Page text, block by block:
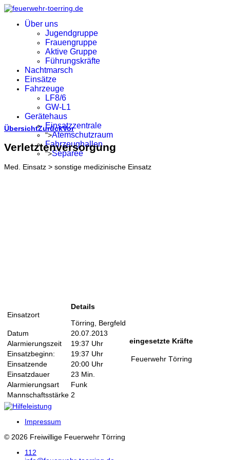
Über uns
Jugendgruppe
Frauengruppe
Aktive Gruppe
Führungskräfte
Nachtmarsch
Einsätze
Fahrzeuge
LF8/6
GW-L1
Gerätehaus
Einsatzzentrale
">Atemschutzraum
Fahrzeughallen
">Separée
ÜbersichtZurückVor
Verletztenversorgung
Med. Einsatz > sonstige medizinische Einsatz
Einsatzort
Details
Törring, Bergfeld
Datum
20.07.2013
Alarmierungszeit
19:37 Uhr
Einsatzbeginn:
19:37 Uhr
Einsatzende
20:00 Uhr
Einsatzdauer
23 Min.
Alarmierungsart
Funk
Mannschaftsstärke 2
eingesetzte Kräfte
Feuerwehr Törring
Impressum
© 2026 Freiwillige Feuerwehr Törring
112